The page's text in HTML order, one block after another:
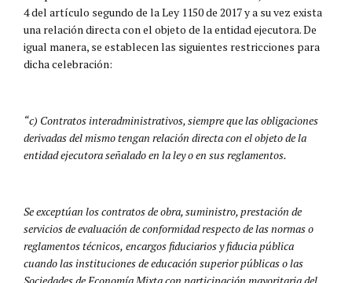
4 del artículo segundo de la Ley 1150 de 2017 y a su vez exista
una relación directa con el objeto de la entidad ejecutora. De
igual manera, se establecen las siguientes restricciones para
dicha celebración:
“c) Contratos interadministrativos, siempre que las obligaciones
derivadas del mismo tengan relación directa con el objeto de la
entidad ejecutora señalado en la ley o en sus reglamentos.
Se exceptúan los contratos de obra, suministro, prestación de
servicios de evaluación de conformidad respecto de las normas o
reglamentos técnicos, encargos fiduciarios y fiducia pública
cuando las instituciones de educación superior públicas o las